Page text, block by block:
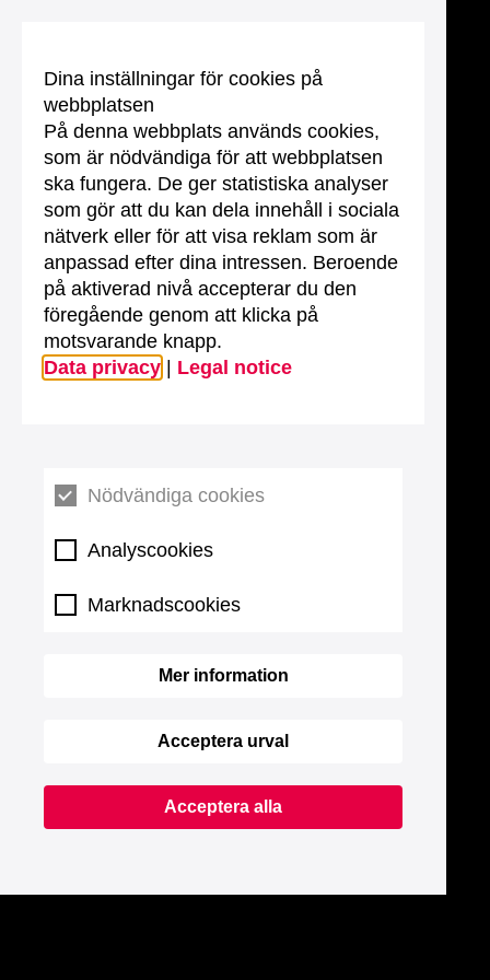
Dina inställningar för cookies på
webbplatsen
På denna webbplats används cookies,
som är nödvändiga för att webbplatsen
ska fungera. De ger statistiska analyser
som gör att du kan dela innehåll i sociala
nätverk eller för att visa reklam som är
anpassad efter dina intressen. Beroende
på aktiverad nivå accepterar du den
föregående genom att klicka på
motsvarande knapp.
Data privacy
Legal notice
Nödvändiga cookies
Analyscookies
Marknadscookies
Mer information
Acceptera urval
Acceptera alla